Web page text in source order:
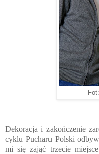
Dekoracja i zakończenie
cyklu Pucharu Polski
mi się zająć trzecie